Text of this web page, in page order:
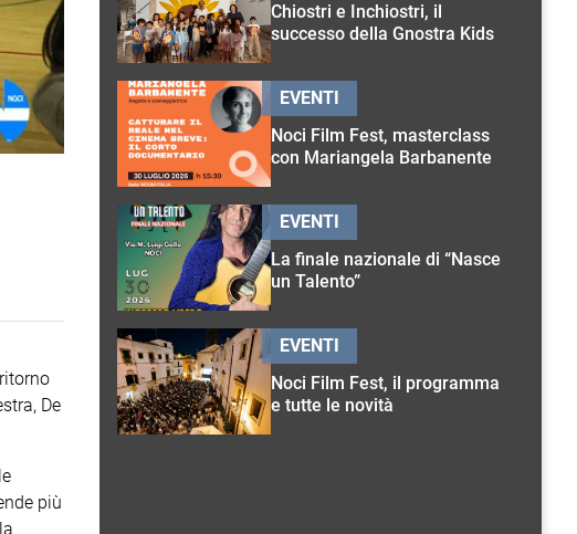
De
più
Chiostri e Inchiostri, il
successo della Gnostra Kids
Noci Film Fest, masterclass
con Mariangela Barbanente
EVENTI
La finale nazionale di “Nasce
un Talento”
EVENTI
Noci Film Fest, il programma
e tutte le novità
EVENTI